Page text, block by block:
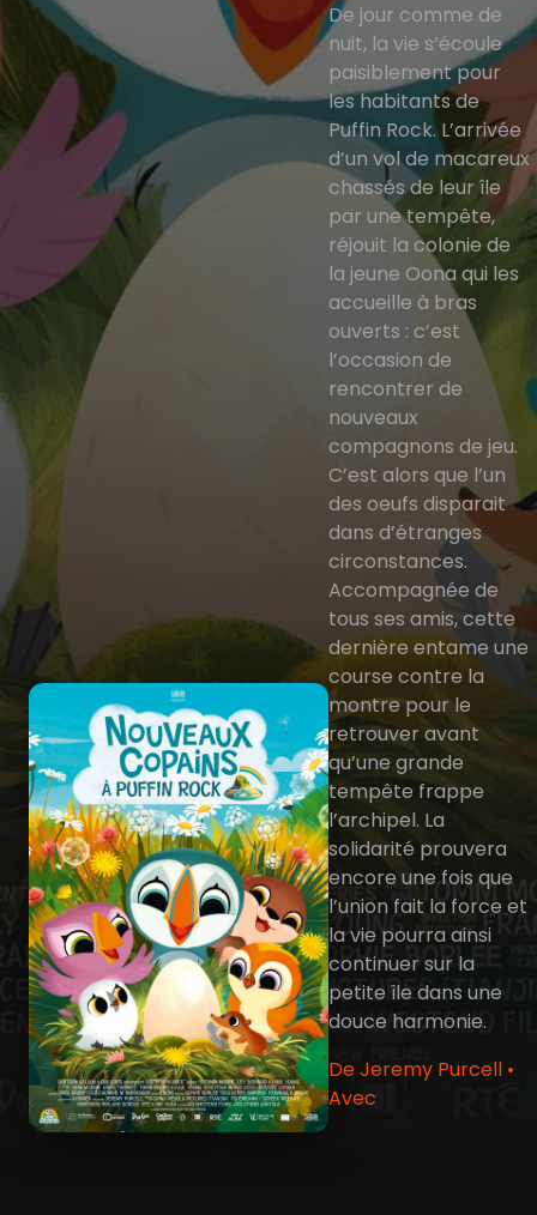
De jour comme de
nuit, la vie s’écoule
paisiblement pour
les habitants de
Puffin Rock. L’arrivée
d’un vol de macareux
chassés de leur île
par une tempête,
réjouit la colonie de
la jeune Oona qui les
accueille à bras
ouverts : c’est
l’occasion de
rencontrer de
nouveaux
compagnons de jeu.
C’est alors que l’un
des oeufs disparait
dans d’étranges
circonstances.
Accompagnée de
tous ses amis, cette
dernière entame une
course contre la
montre pour le
retrouver avant
qu’une grande
tempête frappe
l’archipel. La
solidarité prouvera
encore une fois que
l’union fait la force et
la vie pourra ainsi
continuer sur la
petite île dans une
douce harmonie.
De Jeremy Purcell •
Avec